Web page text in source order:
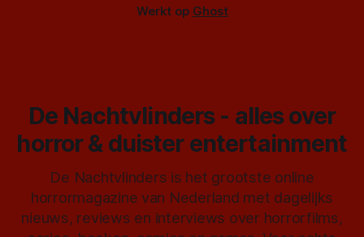
Werkt op Ghost
De Nachtvlinders - alles over
horror & duister entertainment
De Nachtvlinders is het grootste online
horrormagazine van Nederland met dagelijks
nieuws, reviews en interviews over horrorfilms,